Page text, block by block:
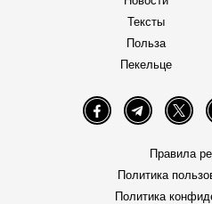
Тексты
Польза
Пекельце
FacebookTelegram
Правила
Политика
Политика